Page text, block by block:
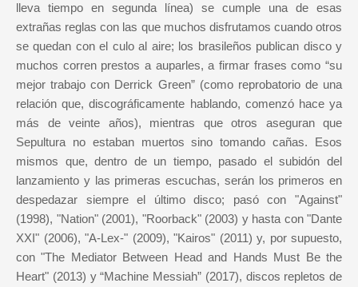
lleva tiempo en segunda línea) se cumple una de esas
extrañas reglas con las que muchos disfrutamos cuando otros
se quedan con el culo al aire; los brasileños publican disco y
muchos corren prestos a auparles, a firmar frases como “su
mejor trabajo con Derrick Green” (como reprobatorio de una
relación que, discográficamente hablando, comenzó hace ya
más de veinte años), mientras que otros aseguran que
Sepultura no estaban muertos sino tomando cañas. Esos
mismos que, dentro de un tiempo, pasado el subidón del
lanzamiento y las primeras escuchas, serán los primeros en
despedazar siempre el último disco; pasó con "Against"
(1998), "Nation" (2001), "Roorback" (2003) y hasta con "Dante
XXI" (2006), "A-Lex-" (2009), "Kairos" (2011) y, por supuesto,
con "The Mediator Between Head and Hands Must Be the
Heart" (2013) y “Machine Messiah” (2017), discos repletos de